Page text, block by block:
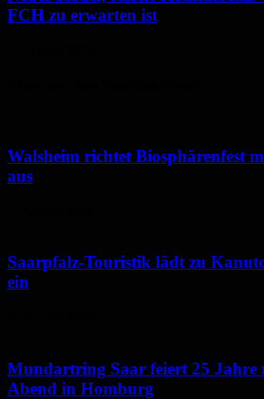
FCH zu erwarten ist
Walsheim richtet Biosphärenfest
aus
Saarpfalz-Touristik lädt zu
ein
Mundartring Saar feiert 25
Abend in Homburg